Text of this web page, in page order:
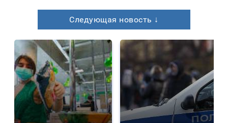
Следующая новость ↓